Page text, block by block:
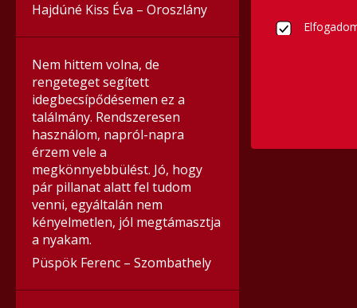
Hajdúné Kiss Éva – Oroszlány
Nem hittem volna, de
rengeteget segített
idegbecsípődésemen ez a
találmány. Rendszeresen
használom, napról-napra
érzem vele a
megkönnyebbülést. Jó, hogy
pár pillanat alatt fel tudom
venni, egyáltalán nem
kényelmetlen, jól megtámasztja
a nyakam.
Püspök Ferenc – Szombathely